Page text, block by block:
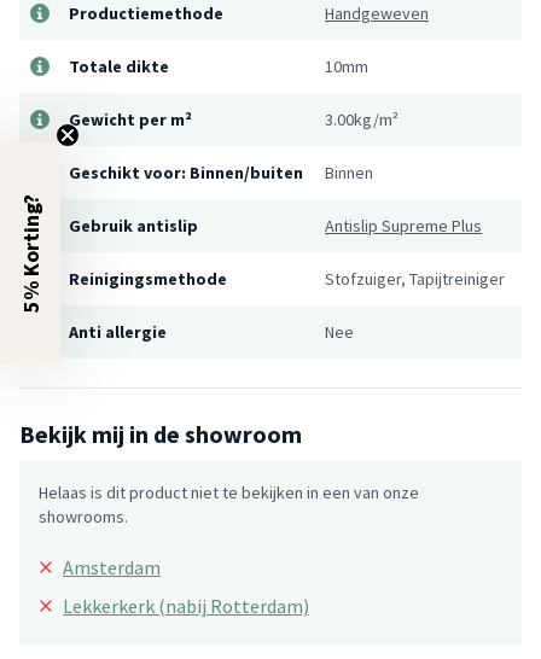
Productiemethode Handgeweven
Totale dikte 10mm
Gewicht per m² 3.00kg/m²
Geschikt voor: Binnen/buiten Binnen
Gebruik antislip Antislip Supreme Plus
Reinigingsmethode Stofzuiger, Tapijtreiniger
Anti allergie Nee
Bekijk mij in de showroom
Helaas is dit product niet te bekijken in een van onze
showrooms.
× Amsterdam
× Lekkerkerk (nabij Rotterdam)
5% Korting?